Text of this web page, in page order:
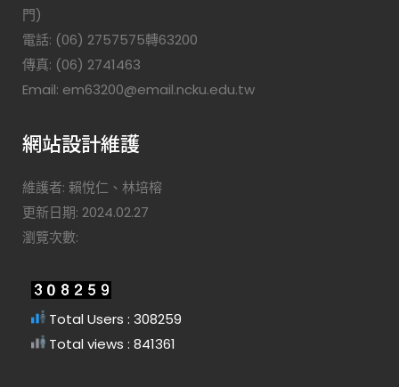
門)
電話: (06) 2757575轉63200
傳真: (06) 2741463
Email: em63200@email.ncku.edu.tw
網站設計維護
維護者: 賴悅仁、林培榕
更新日期: 2024.02.27
瀏覽次數:
Total Users : 308259
Total views : 841361